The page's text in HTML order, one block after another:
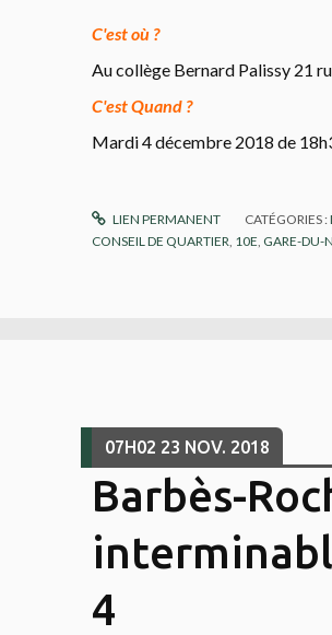
C'est où ?
Au collège Bernard Palissy 21
C'est Quand ?
Mardi 4 décembre 2018 de
LIEN PERMANENT CATÉGORIES :
CONSEIL DE QUARTIER, 10E, GARE-DU-
07H02 23 NOV. 2018
Barbès-
4